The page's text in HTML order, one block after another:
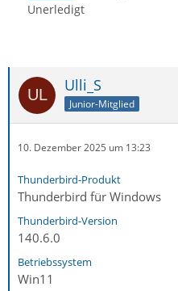
Unerledigt
Ulli_S
Junior-Mitglied
10. Dezember 2025 um 13:23
Thunderbird-Produkt
Thunderbird für Windows
Thunderbird-Version
140.6.0
Betriebssystem
Win11